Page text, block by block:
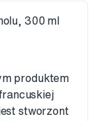
300 ml
produktem
stworzont